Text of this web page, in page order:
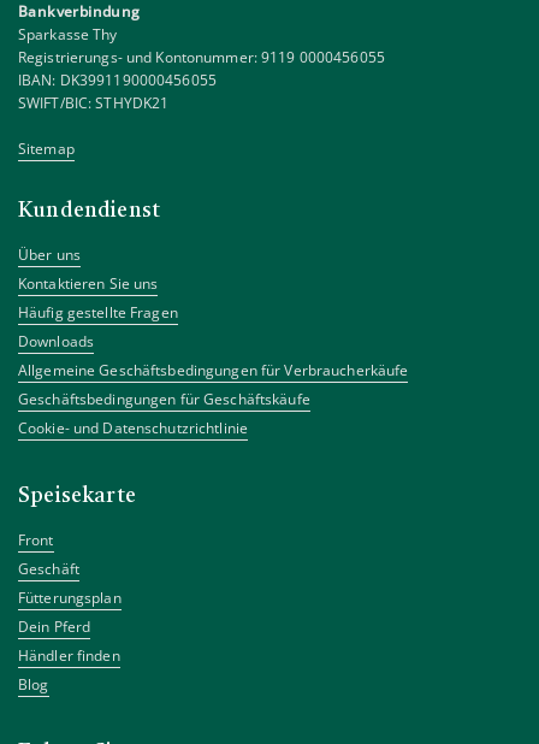
Bankverbindung
Sparkasse Thy
Registrierungs- und Kontonummer: 9119 0000456055
IBAN: DK3991190000456055
SWIFT/BIC: STHYDK21
Sitemap
Kundendienst
Über uns
Kontaktieren Sie uns
Häufig gestellte Fragen
Downloads
Allgemeine Geschäftsbedingungen für Verbraucherkäufe
Geschäftsbedingungen für Geschäftskäufe
Cookie- und Datenschutzrichtlinie
Speisekarte
Front
Geschäft
Fütterungsplan
Dein Pferd
Händler finden
Blog